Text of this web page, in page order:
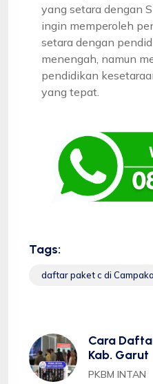
yang setara dengan
ingin memperoleh
setara dengan
menengah, namun
pendidikan
yang tepat.
Tags:
daftar paket c di Campaka
Cara
Kab. Garut
PKBM INTAN